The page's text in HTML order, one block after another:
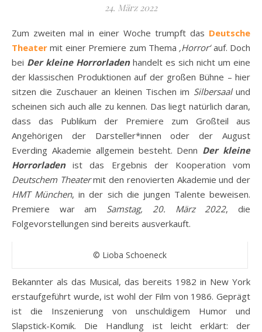
24. März 2022
Zum zweiten mal in einer Woche trumpft das Deutsche
Theater mit einer Premiere zum Thema ‚Horror‘auf. Doch
bei Der kleine Horrorladenhandelt es sich nicht um eine
der klassischen Produktionen auf der großen Bühne – hier
sitzen die Zuschauer an kleinen Tischen im Silbersaalund
scheinen sich auch alle zu kennen. Das liegt natürlich daran,
dass das Publikum der Premiere zum Großteil aus
Angehörigen der Darsteller*innen oder der August
Everding Akademie allgemein besteht. Denn Der kleine
Horrorladenist das Ergebnis der Kooperation vom
Deutschem Theatermit den renovierten Akademie und der
HMT München, in der sich die jungen Talente beweisen.
Premiere war am Samstag, 20. März 2022, die
Folgevorstellungen sind bereits ausverkauft.
© Lioba Schoeneck
Bekannter als das Musical, das bereits 1982 in New York
erstaufgeführt wurde, ist wohl der Film von 1986. Geprägt
ist die Inszenierung von unschuldigem Humor und
Slapstick-Komik. Die Handlung ist leicht erklärt: der